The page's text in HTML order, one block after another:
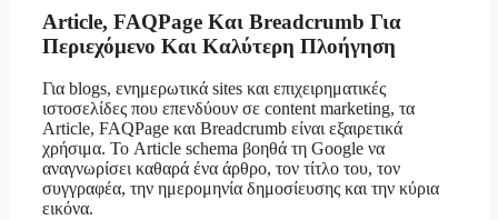
Article, FAQPage Και Breadcrumb Για
Περιεχόμενο Και Καλύτερη Πλοήγηση
Για blogs, ενημερωτικά sites και επιχειρηματικές
ιστοσελίδες που επενδύουν σε content marketing, τα
Article, FAQPage και Breadcrumb είναι εξαιρετικά
χρήσιμα. Το Article schema βοηθά τη Google να
αναγνωρίσει καθαρά ένα άρθρο, τον τίτλο του, τον
συγγραφέα, την ημερομηνία δημοσίευσης και την κύρια
εικόνα.